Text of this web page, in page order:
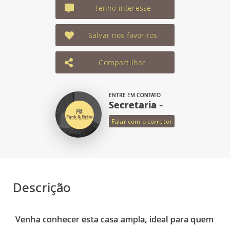
Tenho interesse
Salvar nos favoritos
Compartilhar
ENTRE EM CONTATO
Secretaria -
Falar com o corretor
Descrição
Venha conhecer esta casa ampla, ideal para quem